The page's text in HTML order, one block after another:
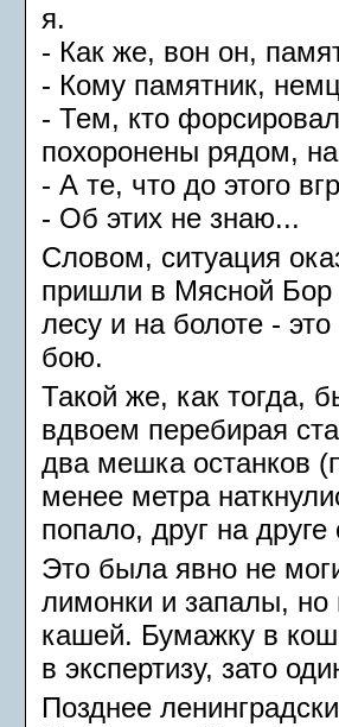
я.
- Как же, вон он,
- Кому памятник,
- Тем, кто
похоронены рядом,
- А те, что до этого
- Об этих не знаю...
Словом, ситуация
пришли в Мясной Бор
лесу и на болоте -
бою.
Такой же, как тогда,
вдвоем перебирая
два мешка останков
менее метра
попало, друг на
Это была явно не
лимонки и запалы, но
кашей. Бумажку в
в экспертизу, зато
Позднее